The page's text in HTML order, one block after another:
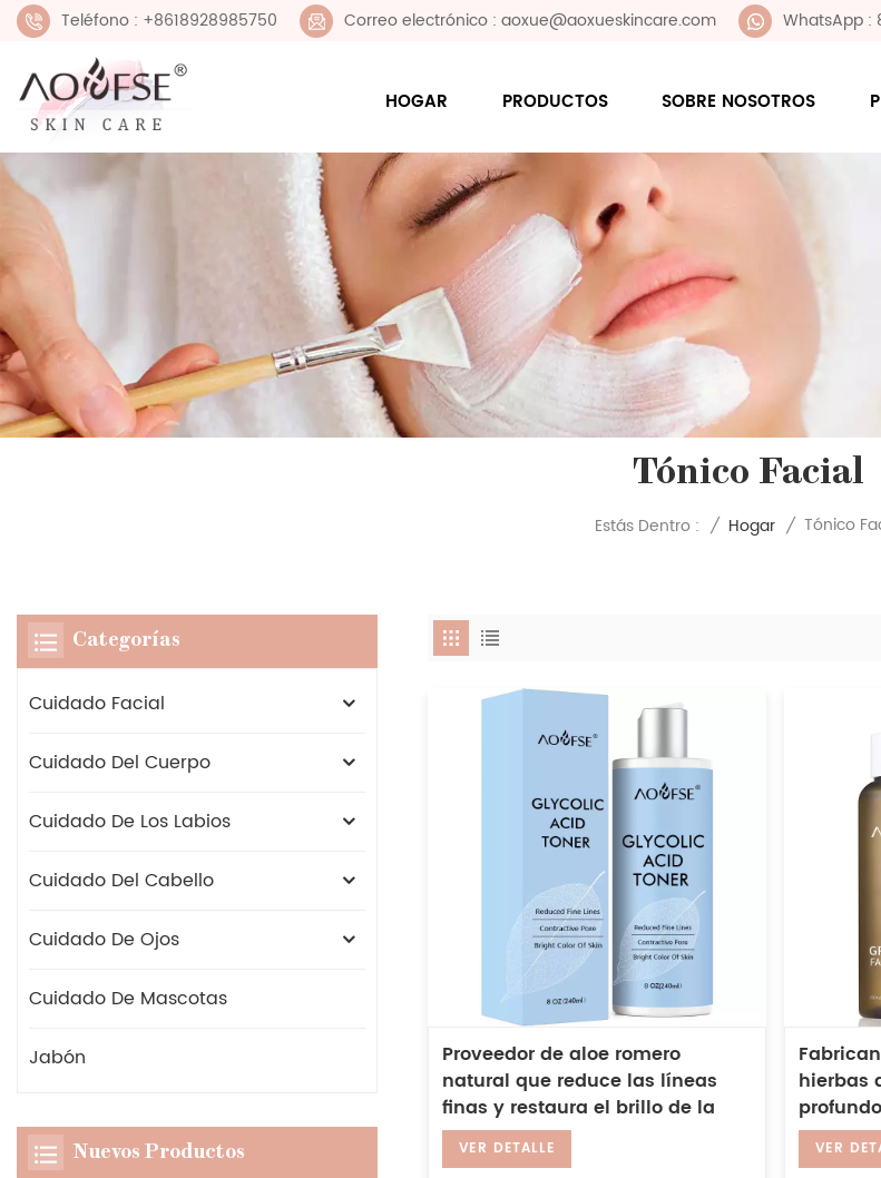
Teléfono : +8618928985750 Correo electrónico : aoxue@aoxueskincare.com WhatsApp :
HOGAR PRODUCTOS SOBRE NOSOTROS
Tónico Facial
Estás Dentro : / Hogar / Tónico
Proveedor de aloe romero
natural que reduce las líneas
finas y restaura el brillo de la
piel Tónico con ácido glicólico
para pieles secas
VER DETALLE
hierbas
para piel
VER
Categorías
Cuidado Facial
Cuidado Del Cuerpo
Cuidado De Los Labios
Cuidado Del Cabello
Cuidado De Ojos
Cuidado De Mascotas
Jabón
Nuevos Productos